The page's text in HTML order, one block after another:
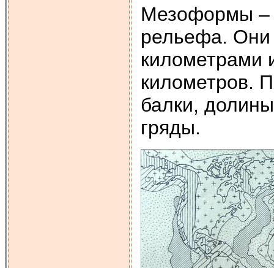
Мезоформы –
рельефа. Они
километрами
километров.
балки,
гряды.